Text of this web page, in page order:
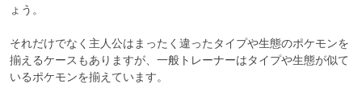
ょう。
それだけでなく主人公はまったく違ったタイプや生態のポケモンを
揃えるケースもありますが、一般トレーナーはタイプや生態が似て
いるポケモンを揃えています。